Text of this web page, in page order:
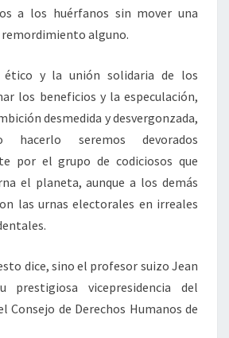
a los huérfanos sin mover una
alguno.
ético y la unión solidaria de los
los beneficios y la especulación,
desmedida y desvergonzada,
seremos devorados
por el grupo de codiciosos que
el planeta, aunque a los demás
las urnas electorales en irreales
dice, sino el profesor suizo Jean
prestigiosa vicepresidencia del
Consejo de Derechos Humanos de